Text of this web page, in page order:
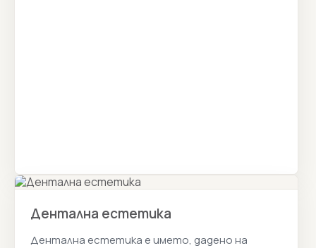
Дентална естетика
Дентална естетика е името, дадено на